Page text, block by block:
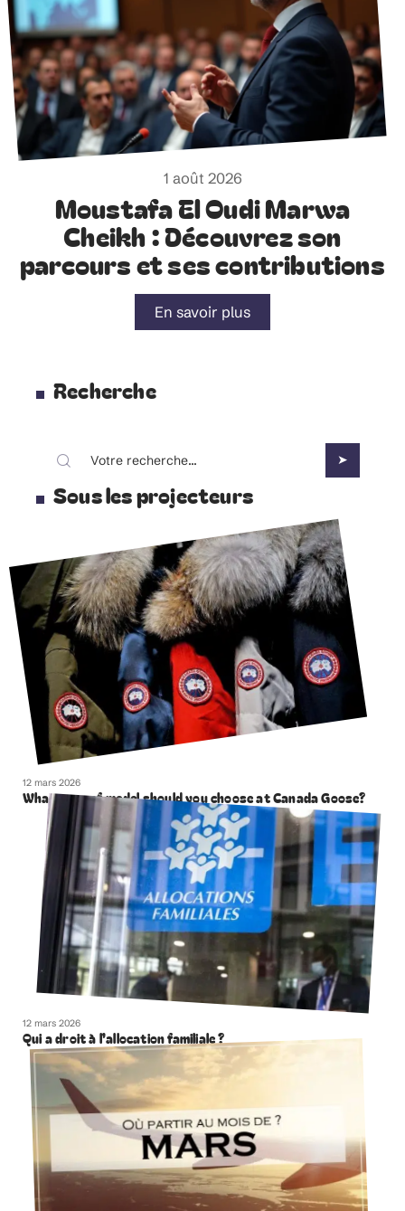
1 août 2026
Moustafa El Oudi Marwa
Cheikh : Découvrez son
parcours et ses contributions
En savoir plus
Recherche
Sous les projecteurs
12 mars 2026
What type of model should you choose at Canada Goose?
12 mars 2026
Qui a droit à l’allocation familiale ?